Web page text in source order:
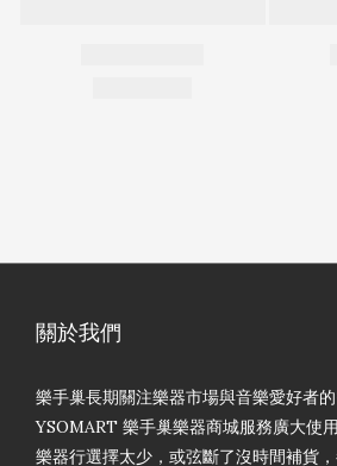
關於我們
樂手巢長期關注樂器市場與音樂愛好者
YSOMART 樂手巢樂器商城服務廣大使
樂器行選擇太少，或弦斷了沒時間補貨